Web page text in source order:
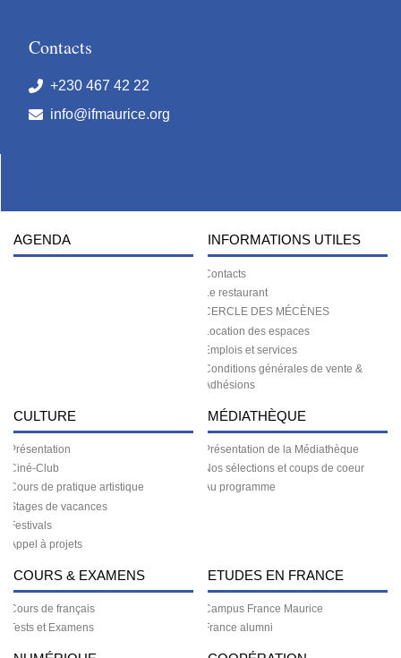
Contacts
+230 467 42 22
info@ifmaurice.org
AGENDA INFORMATIONS UTILES
Contacts
Le restaurant
CERCLE DES MÉCÈNES
Location des espaces
Emplois et services
Conditions générales de vente &
Adhésions
CULTURE
Présentation
Ciné-Club
Cours de pratique artistique
Stages de vacances
Festivals
Appel à projets
MÉDIATHÈQUE
Présentation de la Médiathèque
Nos sélections et coups de coeur
Au programme
COURS & EXAMENS
Cours de français
Tests et Examens
ETUDES EN FRANCE
Campus France Maurice
France alumni